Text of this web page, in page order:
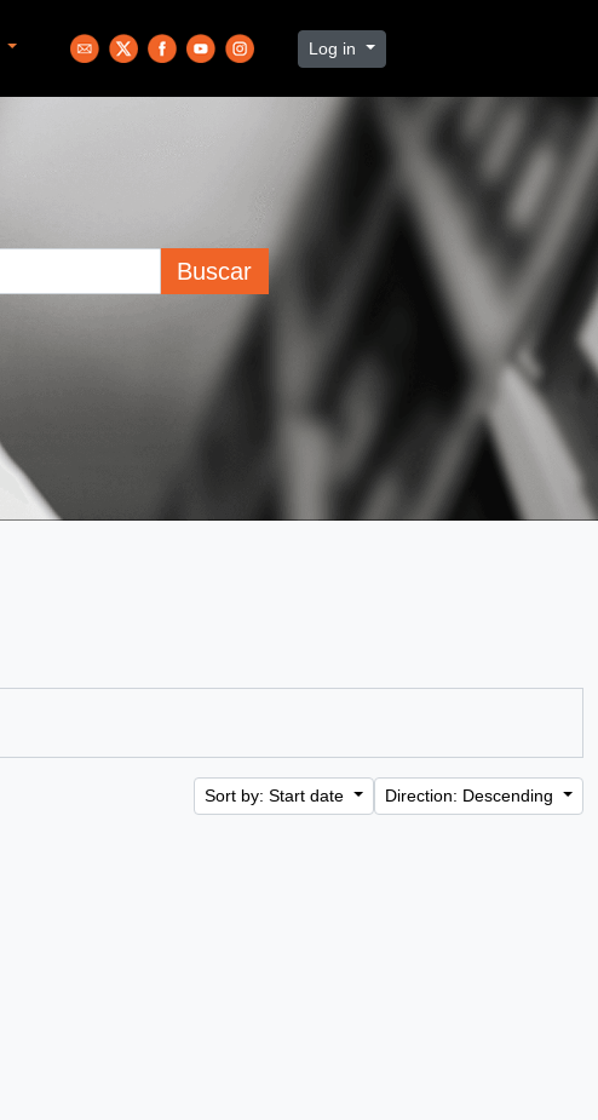
Log in
Buscar
Sort by: Start date Direction: Descending